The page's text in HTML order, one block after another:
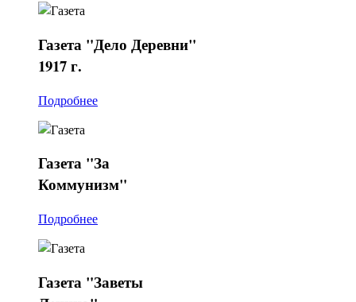
Газета "Дело Деревни"
1917 г.
Подробнее
Газета "За
Коммунизм"
Подробнее
Газета "Заветы